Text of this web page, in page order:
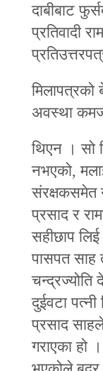
दाबीबाट
प्रतिवादी
मिलापत्रको
अवस्था
थिएन । सो
नभएको,
संरक्षकसमेत
प्रसाद र
सहीछाप लिई
पासपत साह
चन्द्रज्योति
दुईवटा
प्रसाद
गराएका हो